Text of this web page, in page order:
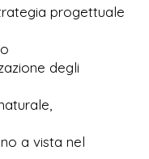
progettuale
degli
a vista nel